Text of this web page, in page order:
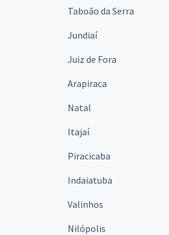
Taboão da Serra
Jundiaí
Juiz de Fora
Arapiraca
Natal
Itajaí
Piracicaba
Indaiatuba
Valinhos
Nilópolis